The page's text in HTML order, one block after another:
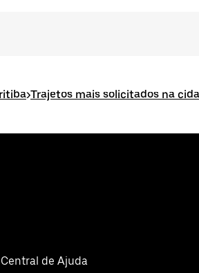
>Trajetos mais solicitados na
de Ajuda